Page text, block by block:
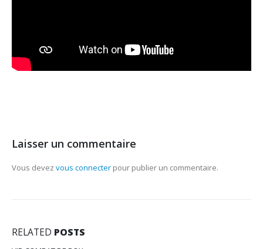
Laisser un commentaire
Vous devez vous connecter pour publier un commentaire.
RELATED POSTS